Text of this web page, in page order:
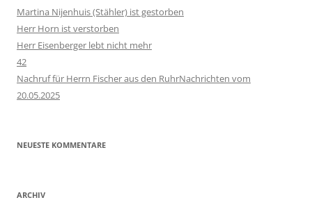
Martina Nijenhuis (Stähler) ist gestorben
Herr Horn ist verstorben
Herr Eisenberger lebt nicht mehr
42
Nachruf für Herrn Fischer aus den RuhrNachrichten vom
20.05.2025
NEUESTE KOMMENTARE
ARCHIV